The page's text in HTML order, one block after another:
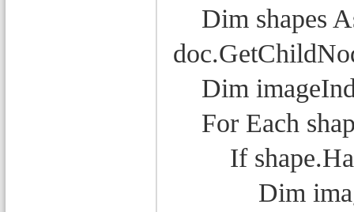
Dim shapes
Dim
For Each
If
Dim